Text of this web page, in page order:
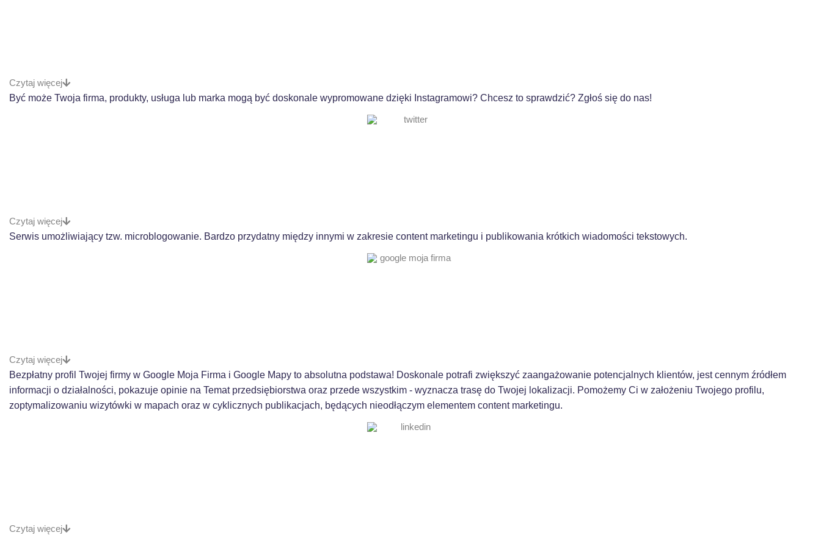
Czytaj więcej
Być może Twoja firma, produkty, usługa lub marka mogą być doskonale wypromowane dzięki Instagramowi? Chcesz to sprawdzić? Zgłoś się do nas!
Czytaj więcej
Serwis umożliwiający tzw. microblogowanie. Bardzo przydatny między innymi w zakresie content marketingu i publikowania krótkich wiadomości tekstowych.
Czytaj więcej
Bezpłatny profil Twojej firmy w Google Moja Firma i Google Mapy to absolutna podstawa! Doskonale potrafi zwiększyć zaangażowanie potencjalnych klientów, jest cennym źródłem
informacji o działalności, pokazuje opinie na Temat przedsiębiorstwa oraz przede wszystkim - wyznacza trasę do Twojej lokalizacji. Pomożemy Ci w założeniu Twojego profilu,
zoptymalizowaniu wizytówki w mapach oraz w cyklicznych publikacjach, będących nieodłączym elementem content marketingu.
Czytaj więcej